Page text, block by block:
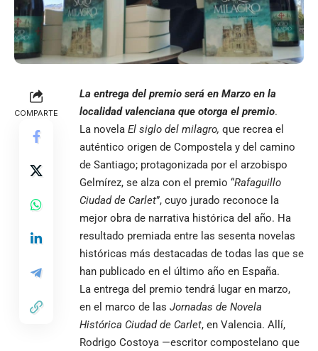
COMPARTE
La entrega del premio será en Marzo en la
localidad valenciana que otorga el premio.
La novela El siglo del milagro, que recrea el
auténtico origen de Compostela y del camino
de Santiago; protagonizada por el arzobispo
Gelmírez, se alza con el premio “Rafaguillo
Ciudad de Carlet”, cuyo jurado reconoce la
mejor obra de narrativa histórica del año. Ha
resultado premiada entre las sesenta novelas
históricas más destacadas de todas las que se
han publicado en el último año en España.
La entrega del premio tendrá lugar en marzo,
en el marco de las Jornadas de Novela
Histórica Ciudad de Carlet, en Valencia. Allí,
Rodrigo Costoya —escritor compostelano que